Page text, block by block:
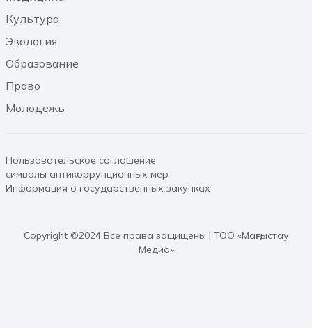
08.08.2026 11:48
Культура
Экология
Образование
Право
Молодежь
Пользовательское соглашение
символы антикоррупционных мер
Информация о государственных закупках
Copyright ©2024 Все права защищены | ТОО «Маңғыстау
Медиа»